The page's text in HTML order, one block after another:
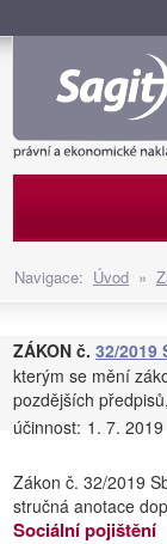
Navigace: Úvod »
ZÁKON č. 32/2019
kterým se mění
pozdějších
účinnost: 1. 7. 2019
Zákon č. 32/2019
stručná anotace
Sociální pojištění